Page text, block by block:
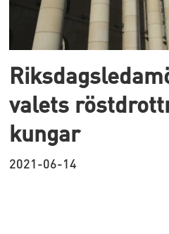
valets
kungar
2021-06-14